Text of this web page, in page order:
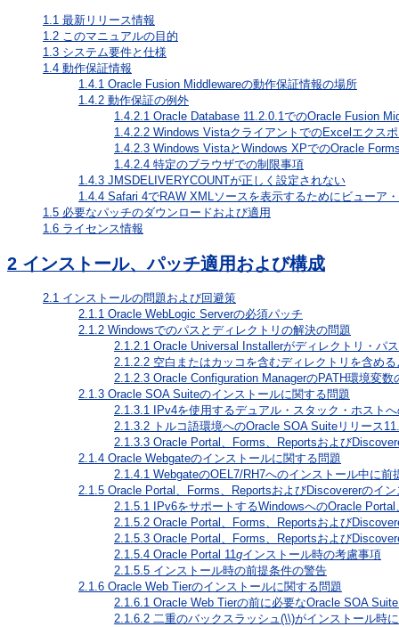
1.1 最新リリース情報
1.2 このマニュアルの目的
1.3 システム要件と仕様
1.4 動作保証情報
1.4.1 Oracle Fusion Middlewareの動作保証情報の場所
1.4.2 動作保証の例外
1.4.2.1 Oracle Database 11.2.0.1でのOracle Fusion
1.4.2.2 Windows VistaクライアントでのExcelエクス
1.4.2.3 Windows VistaとWindows XPでのOracle
1.4.2.4 特定のブラウザでの制限事項
1.4.3 JMSDELIVERYCOUNTが正しく設定されない
1.4.4 Safari 4でRAW XMLソースを表示するためにビューア
1.5 必要なパッチのダウンロードおよび適用
1.6 ライセンス情報
2 インストール、パッチ適用および構成
2.1 インストールの問題および回避策
2.1.1 Oracle WebLogic Serverの必須パッチ
2.1.2 Windowsでのパスとディレクトリの解決の問題
2.1.2.1 Oracle Universal Installerがディレクトリ・パ
2.1.2.2 空白またはカッコを含むディレクトリを含め
2.1.2.3 Oracle Configuration ManagerのPATH環境変数
2.1.3 Oracle SOA Suiteのインストールに関する問題
2.1.3.1 IPv4を使用するデュアル・スタック・ホスト
2.1.3.2 トルコ語環境へのOracle SOA Suiteリリース
2.1.3.3 Oracle Portal、Forms、Reportsおよび
2.1.4 Oracle Webgateのインストールに関する問題
2.1.4.1 WebgateのOEL7/RH7へのインストール中に前
2.1.5 Oracle Portal、Forms、ReportsおよびDiscovererのイ
2.1.5.1 IPv6をサポートするWindowsへのOracle
2.1.5.2 Oracle Portal、Forms、Reportsおよび
2.1.5.3 Oracle Portal、Forms、Reportsおよび
2.1.5.4 Oracle Portal 11gインストール時の考慮事項
2.1.5.5 インストール時の前提条件の警告
2.1.6 Oracle Web Tierのインストールに関する問題
2.1.6.1 Oracle Web Tierの前に必要なOracle SOA
2.1.6.2 二重のバックスラッシュ(\\)がインストール時